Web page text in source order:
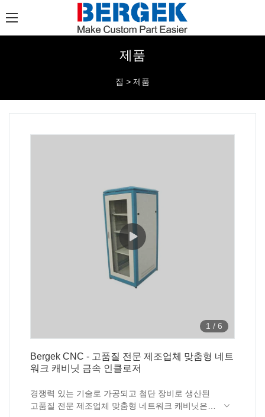
제품
집 > 제품
1 / 6
Bergek CNC - 고품질 전문 제조업체 맞춤형 네트
워크 캐비닛 금속 인클로저
경쟁력 있는 기술로 가공되고 첨단 장비로 생산된
고품질 전문 제조업체 맞춤형 네트워크 캐비닛은